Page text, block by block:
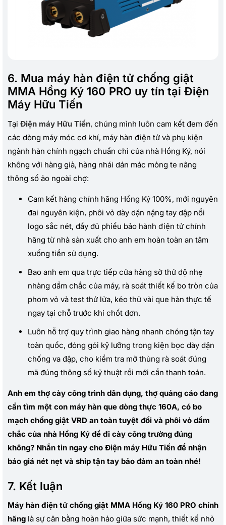
6. Mua máy hàn điện tử chống giật
MMA Hồng Ký 160 PRO uy tín tại Điện
Máy Hữu Tiến
Tại Điện máy Hữu Tiến, chúng mình luôn cam kết đem đến
các dòng máy móc cơ khí, máy hàn điện tử và phụ kiện
ngành hàn chính ngạch chuẩn chỉ của nhà Hồng Ký, nói
không với hàng giả, hàng nhái dán mác mỏng te nâng
thông số ảo ngoài chợ:
Cam kết hàng chính hãng Hồng Ký 100%, mới nguyên
đai nguyên kiện, phôi vỏ dày dặn nặng tay dập nổi
logo sắc nét, đầy đủ phiếu bảo hành điện tử chính
hãng từ nhà sản xuất cho anh em hoàn toàn an tâm
xuống tiền sử dụng.
Bao anh em qua trực tiếp cửa hàng sờ thử độ nhẹ
nhàng dầm chắc của máy, rà soát thiết kế bo tròn của
phom vỏ và test thử lửa, kéo thử vài que hàn thực tế
ngay tại chỗ trước khi chốt đơn.
Luôn hỗ trợ quy trình giao hàng nhanh chóng tận tay
toàn quốc, đóng gói kỹ lưỡng trong kiện bọc dày dặn
chống va đập, cho kiểm tra mở thùng rà soát đúng
mã đúng thông số kỹ thuật rồi mới cần thanh toán.
Anh em thợ cày công trình dân dụng, thợ quảng cáo đang
cần tìm một con máy hàn que dòng thực 160A, có bo
mạch chống giật VRD an toàn tuyệt đối và phôi vỏ dầm
chắc của nhà Hồng Ký để đi cày công trường đúng
không? Nhắn tin ngay cho Điện máy Hữu Tiến để nhận
báo giá nét nẹt và ship tận tay bảo đảm an toàn nhé!
7. Kết luận
Máy hàn điện tử chống giật MMA Hồng Ký 160 PRO chính
hãng là sự cân bằng hoàn hảo giữa sức mạnh, thiết kế nhỏ